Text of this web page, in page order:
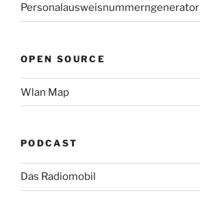
Personalausweisnummerngenerator
OPEN SOURCE
Wlan Map
PODCAST
Das Radiomobil